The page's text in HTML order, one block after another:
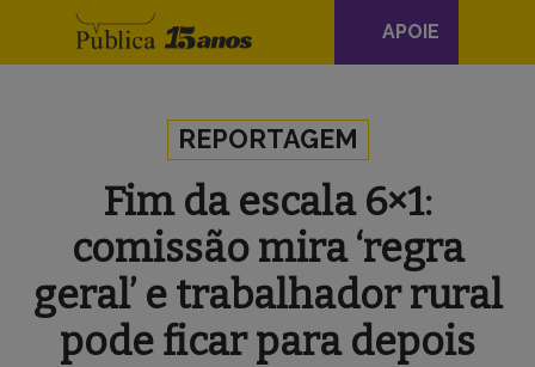
Navegação
principal
APOIE
REPORTAGEM
Fim da escala 6×1:
comissão mira ‘regra
geral’ e trabalhador rural
pode ficar para depois